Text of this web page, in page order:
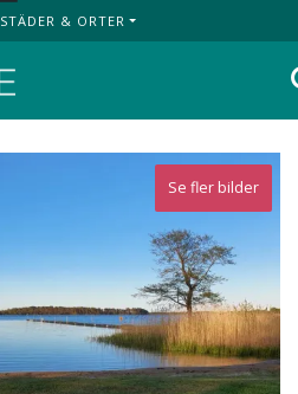
STÄDER & ORTER
Se fler bilder